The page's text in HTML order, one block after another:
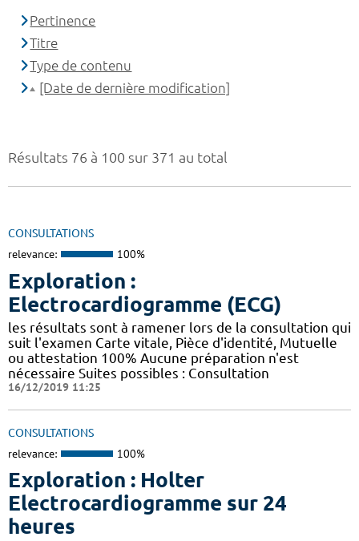
Résultats 76 à 100 sur 371 au total
CONSULTATIONS
relevance: 100%
Exploration :
Electrocardiogramme (ECG)
les résultats sont à ramener lors de la consultation qui
suit l'examen Carte vitale, Pièce d'identité, Mutuelle
ou attestation 100% Aucune préparation n'est
nécessaire Suites possibles : Consultation
16/12/2019 11:25
CONSULTATIONS
relevance: 100%
Exploration : Holter
Electrocardiogramme sur 24
heures
Pertinence
Titre
Type de contenu
[Date de dernière modification]